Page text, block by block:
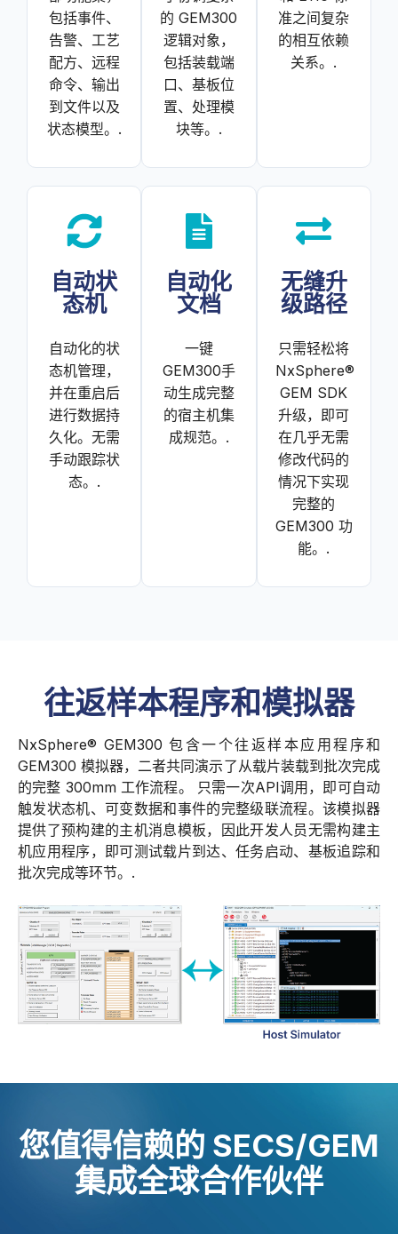
包括事件、
告警、工艺
配方、远程
命令、输出
到文件以及
状态模型。.
的 GEM300
逻辑对象，
包括装载端
口、基板位
置、处理模
块等。.
准之间复杂
的相互依赖
关系。.
自动状
态机
自动化的状
态机管理，
并在重启后
进行数据持
久化。无需
手动跟踪状
态。.
自动化
文档
一键
GEM300手
动生成完整
的宿主机集
成规范。.
无缝升
级路径
只需轻松将
NxSphere®
GEM SDK
升级，即可
在几乎无需
修改代码的
情况下实现
完整的
GEM300 功
能。.
往返样本程序和模拟器
NxSphere® GEM300 包含一个往返样本应用程序和
GEM300 模拟器，二者共同演示了从载片装载到批次完成
的完整 300mm 工作流程。 只需一次API调用，即可自动
触发状态机、可变数据和事件的完整级联流程。该模拟器
提供了预构建的主机消息模板，因此开发人员无需构建主
机应用程序，即可测试载片到达、任务启动、基板追踪和
批次完成等环节。.
您值得信赖的 SECS/GEM
集成全球合作伙伴